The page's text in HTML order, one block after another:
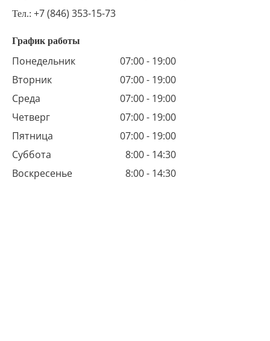
Тел.: +7 (846) 353-15-73
График работы
Понедельник
07:00 - 19:00
Вторник
07:00 - 19:00
Среда
07:00 - 19:00
Четверг
07:00 - 19:00
Пятница
07:00 - 19:00
Суббота
8:00 - 14:30
Воскресенье
8:00 - 14:30